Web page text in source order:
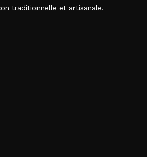
traditionnelle et artisanale.